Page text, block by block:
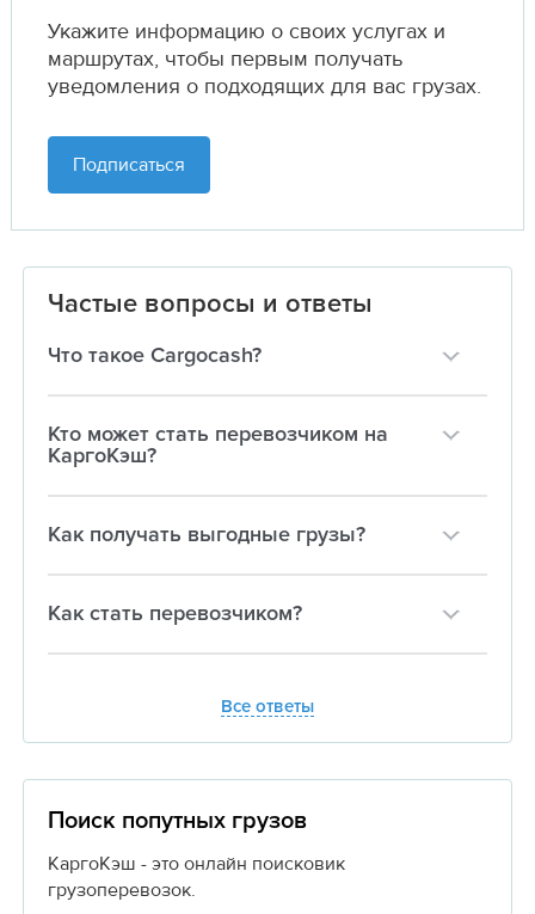
Укажите информацию о своих услугах и
маршрутах, чтобы первым получать
уведомления о подходящих для вас грузах.
Подписаться
Частые вопросы и ответы
Что такое Cargocash?
Кто может стать перевозчиком на
КаргоКэш?
Как получать выгодные грузы?
Как стать перевозчиком?
Все ответы
Поиск попутных грузов
КаргоКэш - это онлайн поисковик
грузоперевозок.